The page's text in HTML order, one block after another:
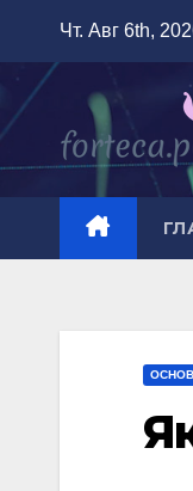
содержимому
Чт. Авг 6th,